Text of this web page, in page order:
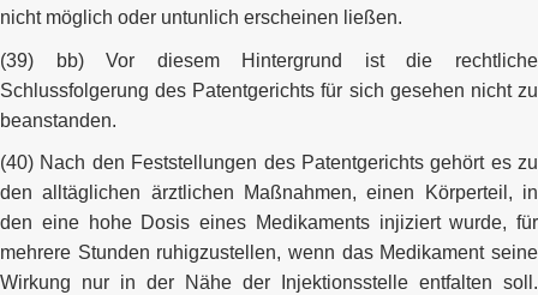
nicht möglich oder untunlich erscheinen ließen.
(39) bb) Vor diesem Hintergrund ist die rechtliche
Schlussfolgerung des Patentgerichts für sich gesehen nicht zu
beanstanden.
(40) Nach den Feststellungen des Patentgerichts gehört es zu
den alltäglichen ärztlichen Maßnahmen, einen Körperteil, in
den eine hohe Dosis eines Medikaments injiziert wurde, für
mehrere Stunden ruhigzustellen, wenn das Medikament seine
Wirkung nur in der Nähe der Injektionsstelle entfalten soll.